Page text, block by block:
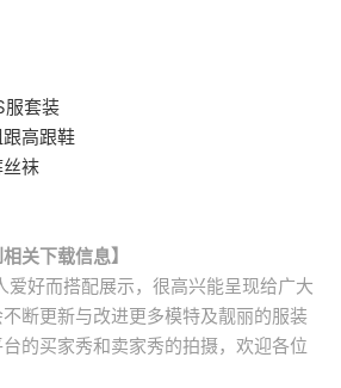
服套装
高跟鞋
袜
关下载信息】
爱好而搭配展示，很高兴能呈现给广大
断更新与改进更多模特及靓丽的服装
的买家秀和卖家秀的拍摄，欢迎各位